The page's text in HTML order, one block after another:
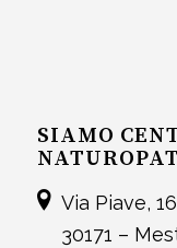
SIAMO
Via Piave, 16
30171 –